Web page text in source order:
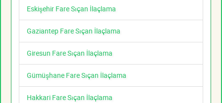
Eskişehir Fare Sıçan İlaçlama
Gaziantep Fare Sıçan İlaçlama
Giresun Fare Sıçan İlaçlama
Gümüşhane Fare Sıçan İlaçlama
Hakkari Fare Sıçan İlaçlama